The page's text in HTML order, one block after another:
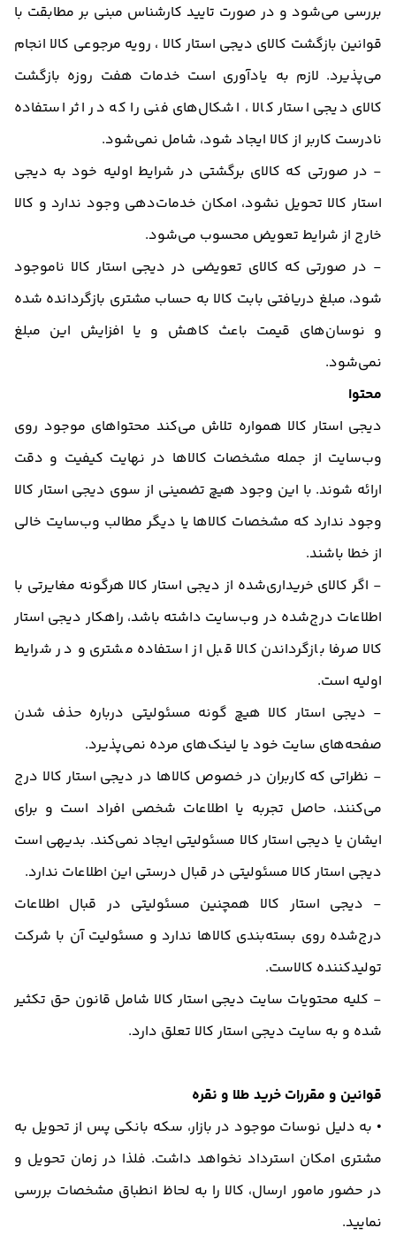
بررسی می‏‌شود و در صورت تایید کارشناس مبنی بر مطابقت با
قوانین بازگشت کالای دیجی استار کالا ، رویه مرجوعی کالا انجام
می‌پذیرد. لازم به یادآوری است خدمات هفت روزه بازگشت
کالای دیجی استار کالا ، اشکال‏‌های فنی را که در اثر استفاده
نادرست کاربر از کالا ایجاد شود، شامل نمی‌‏شود.
- در صورتی که کالای برگشتی در شرایط اولیه خود به دیجی
استار کالا تحویل نشود، امکان خدمات‌دهی وجود ندارد و کالا
خارج از شرایط تعویض محسوب می‌شود.
- در صورتی که کالای تعویضی در دیجی استار کالا ناموجود
شود، مبلغ دریافتی بابت کالا به حساب مشتری بازگردانده شده
و نوسان‏‌های قیمت باعث کاهش و یا افزایش این مبلغ
نمی‌‏شود.
محتوا
دیجی استار کالا همواره تلاش می‌کند محتواهای موجود روی
وب‌سایت از جمله مشخصات کالاها در نهایت کیفیت و دقت
ارائه شوند. با این وجود هیچ تضمینی از سوی دیجی استار کالا
وجود ندارد که مشخصات کالاها یا دیگر مطالب وب‌سایت خالی
از خطا باشند.
- اگر کالای خریداری‌شده از دیجی استار کالا هرگونه مغایرتی با
اطلاعات درج‌شده در وب‌سایت داشته باشد، راهکار دیجی استار
کالا صرفا بازگرداندن کالا قبل از استفاده مشتری و در شرایط
اولیه است.
- دیجی استار کالا هیچ گونه مسئولیتی درباره حذف شدن
صفحه‏‌های سایت خود یا لینک‏‌های مرده نمی‌‏پذیرد.
- نظراتی که کاربران در خصوص کالاها در دیجی استار کالا درج
می‌کنند، حاصل تجربه یا اطلاعات شخصی افراد است و برای
ایشان یا دیجی استار کالا مسئولیتی ایجاد نمی‌کند. بدیهی است
دیجی استار کالا مسئولیتی در قبال درستی این اطلاعات ندارد.
- دیجی استار کالا همچنین مسئولیتی در قبال اطلاعات
درج‌شده روی بسته‌بندی کالاها ندارد و مسئولیت آن با شرکت
تولیدکننده کالاست.
- کلیه محتویات سایت دیجی استار کالا شامل قانون حق تکثیر
شده و به سایت دیجی استار کالا تعلق دارد.
قوانین و مقررات خرید طلا و نقره
• به دلیل نوسات موجود در بازار، سکه بانکی پس از تحویل به
مشتری امکان استرداد نخواهد داشت. فلذا در زمان تحویل و
در حضور مامور ارسال، کالا را به لحاظ انطباق مشخصات بررسی
نمایید.